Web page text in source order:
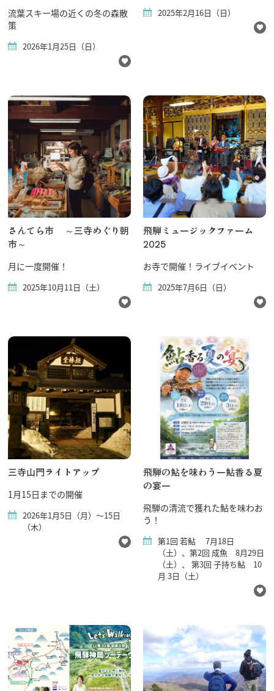
流葉スキー場の近くの冬の森散
策
2026年1月25日（日）
2025年2月16日（日）
さんてら市 ～三寺めぐり朝
市～
月に一度開催！
2025年10月11日（土）
飛騨ミュージックファーム
2025
お寺で開催！ライブイベント
2025年7月6日（日）
三寺山門ライトアップ
1月15日までの開催
2026年1月5日（月）～15日
（木）
飛騨の鮎を味わうー鮎香る夏
の宴ー
飛騨の清流で獲れた鮎を味わお
う！
第1回 若鮎 7月18日
（土）、第2回 成魚 8月29日
（土）、 第3回 子持ち鮎 10
月 3日（土）